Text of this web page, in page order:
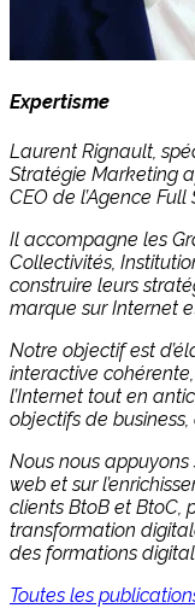
Expertisme
Laurent Rignault,
Stratégie Marketing
CEO de l’Agence
Il accompagne les
Collectivités,
construire leurs
marque sur Internet
Notre objectif est
interactive
l’Internet tout en
objectifs de
Nous nous
web et sur
clients BtoB et BtoC,
transformation
des formations
Toutes les